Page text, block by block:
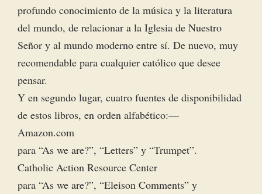
profundo conocimiento de la música y la literatura
del mundo, de relacionar a la Iglesia de Nuestro
Señor y al mundo moderno entre sí. De nuevo, muy
recomendable para cualquier católico que desee
pensar.
Y en segundo lugar, cuatro fuentes de disponibilidad
de estos libros, en orden alfabético: —
Amazon.com
para “As we are?”, “Letters” y “Trumpet”.
Catholic Action Resource Center
para “As we are?”, “Eleison Comments” y